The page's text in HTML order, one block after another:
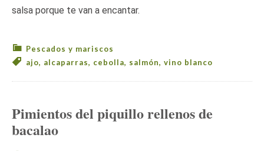
salsa porque te van a encantar.
Pescados y mariscos
ajo, alcaparras, cebolla, salmón, vino blanco
Pimientos del piquillo rellenos de
bacalao